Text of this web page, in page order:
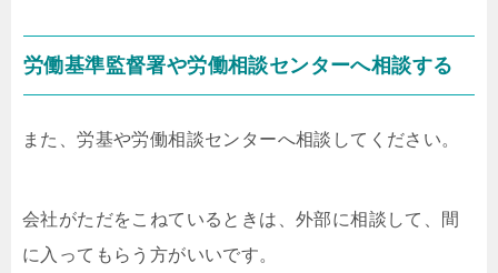
労働基準監督署や労働相談センターへ相談する
また、労基や労働相談センターへ相談してください。
会社がただをこねているときは、外部に相談して、間
に入ってもらう方がいいです。